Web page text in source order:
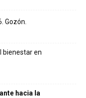
Gozón.
bienestar en
hacia la